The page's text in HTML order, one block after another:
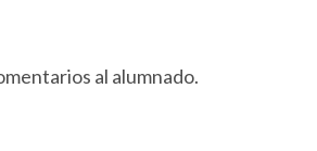
al alumnado.